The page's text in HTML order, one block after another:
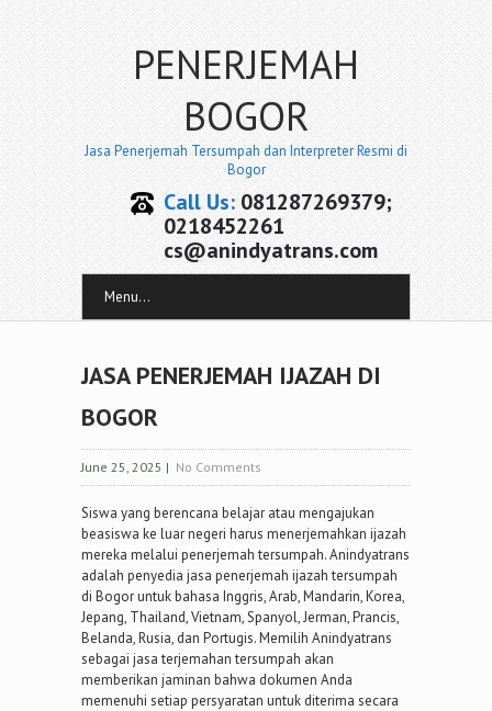
PENERJEMAH
BOGOR
Jasa Penerjemah Tersumpah dan Interpreter Resmi di
Bogor
Call Us:081287269379;
0218452261
cs@anindyatrans.com
Menu...
JASA PENERJEMAH IJAZAH DI
BOGOR
June 25, 2025 | No Comments
Siswa yang berencana belajar atau mengajukan
beasiswa ke luar negeri harus menerjemahkan ijazah
mereka melalui penerjemah tersumpah. Anindyatrans
adalah penyedia jasa penerjemah ijazah tersumpah
di Bogor untuk bahasa Inggris, Arab, Mandarin, Korea,
Jepang, Thailand, Vietnam, Spanyol, Jerman, Prancis,
Belanda, Rusia, dan Portugis. Memilih Anindyatrans
sebagai jasa terjemahan tersumpah akan
memberikan jaminan bahwa dokumen Anda
memenuhi setiap persyaratan untuk diterima secara